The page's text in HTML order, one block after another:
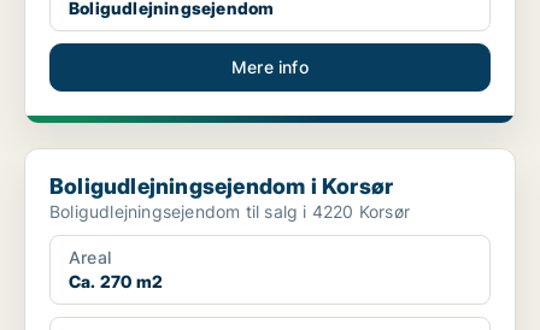
Boligudlejningsejendom
Mere info
Boligudlejningsejendom i Korsør
Boligudlejningsejendom i Korsør
Boligudlejningsejendom til salg i 4220 Korsør
Areal
Ca. 270 m2